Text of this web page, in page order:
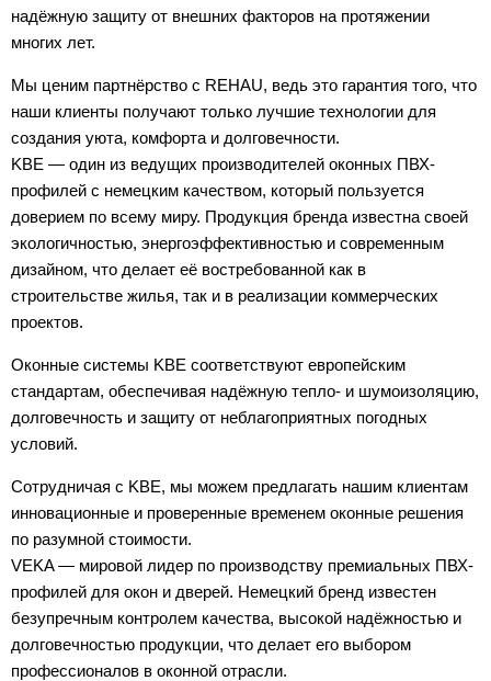
надёжную защиту от внешних факторов на протяжении
многих лет.
Мы ценим партнёрство с REHAU, ведь это гарантия того, что
наши клиенты получают только лучшие технологии для
создания уюта, комфорта и долговечности.
KBE — один из ведущих производителей оконных ПВХ-
профилей с немецким качеством, который пользуется
доверием по всему миру. Продукция бренда известна своей
экологичностью, энергоэффективностью и современным
дизайном, что делает её востребованной как в
строительстве жилья, так и в реализации коммерческих
проектов.
Оконные системы KBE соответствуют европейским
стандартам, обеспечивая надёжную тепло- и шумоизоляцию,
долговечность и защиту от неблагоприятных погодных
условий.
Сотрудничая с KBE, мы можем предлагать нашим клиентам
инновационные и проверенные временем оконные решения
по разумной стоимости.
VEKA — мировой лидер по производству премиальных ПВХ-
профилей для окон и дверей. Немецкий бренд известен
безупречным контролем качества, высокой надёжностью и
долговечностью продукции, что делает его выбором
профессионалов в оконной отрасли.